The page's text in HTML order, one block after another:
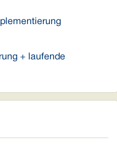
+ laufende